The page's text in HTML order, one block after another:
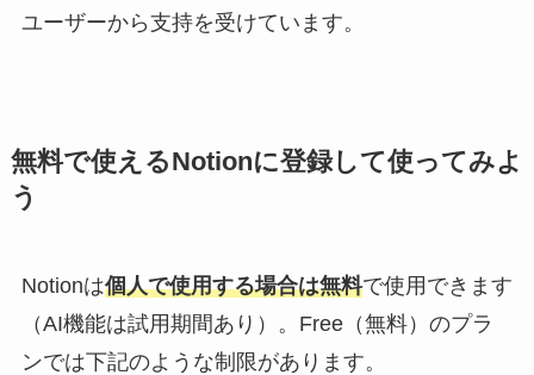
ユーザーから支持を受けています。
無料で使えるNotionに登録して使ってみよ
う
Notionは個人で使用する場合は無料で使用できます
（AI機能は試用期間あり）。Free（無料）のプラ
ンでは下記のような制限があります。